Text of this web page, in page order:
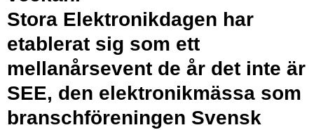
Stora Elektronikdagen har
etablerat sig som ett
mellanårsevent de år det inte är
SEE, den elektronikmässa som
branschföreningen Svensk